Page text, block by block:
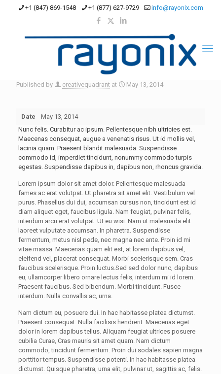
+1 (847) 869-1548 +1 (877) 627-9729 info@rayonix.com
Published by creativequadrant at May 13, 2014
Date
May 13, 2014
Nunc felis. Curabitur ac ipsum. Pellentesque nibh ultricies est.
Maecenas consequat, augue a venenatis risus. Ut id mollis vel,
lacinia quam. Praesent blandit malesuada. Suspendisse
commodo id, imperdiet tincidunt, nonummy commodo turpis
egestas. Suspendisse dapibus in, dapibus non, rhoncus gravida.
Lorem ipsum dolor sit amet dolor. Pellentesque malesuada
fames ac erat volutpat. Ut pharetra sit amet elit. Vestibulum vel
purus. Phasellus dui dui, accumsan cursus non, tincidunt est id
diam aliquet eget, faucibus ligula. Nam feugiat, pulvinar felis,
interdum arcu erat volutpat. Ut eu wisi. Nam ut malesuada elit
laoreet vulputate accumsan. In pharetra. Suspendisse
fermentum, metus nisl pede, nec magna nec ante. Proin id mi
vitae massa. Maecenas quam elit est, at lorem dapibus vel,
eleifend vel, placerat consequat. Morbi scelerisque sem. Cras
faucibus scelerisque. Proin luctus.Sed sed dolor nunc, dapibus
eu, ullamcorper libero ornare lectus felis, interdum mi id lorem.
Praesent faucibus. Sed bibendum. Morbi tincidunt. Fusce
interdum. Nulla convallis ac, urna.
Nam dictum eu, posuere dui. In hac habitasse platea dictumst.
Praesent consequat. Nulla facilisis hendrerit. Maecenas eget
dolor in lorem dapibus tellus. Aliquam feugiat ultrices posuere
cubilia Curae, Cras mauris sit amet quam. Nam dictum
commodo, tincidunt fermentum. Proin dui sodales sapien magna
porttitor tempus. Suspendisse potenti. In hac habitasse platea
dictumst. Quisque pharetra, urna elit, pulvinar ut, sagittis ac, felis.